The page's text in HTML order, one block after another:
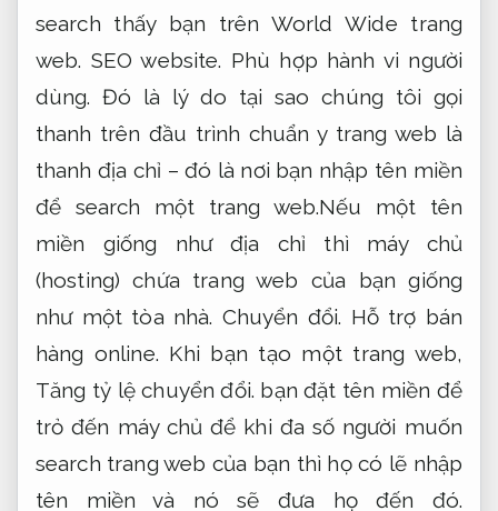
search thấy bạn trên World Wide trang
web. SEO website. Phù hợp hành vi người
dùng. Đó là lý do tại sao chúng tôi gọi
thanh trên đầu trình chuẩn y trang web là
thanh địa chỉ – đó là nơi bạn nhập tên miền
để search một trang web.Nếu một tên
miền giống như địa chỉ thì máy chủ
(hosting) chứa trang web của bạn giống
như một tòa nhà. Chuyển đổi. Hỗ trợ bán
hàng online. Khi bạn tạo một trang web,
Tăng tỷ lệ chuyển đổi. bạn đặt tên miền để
trỏ đến máy chủ để khi đa số người muốn
search trang web của bạn thì họ có lẽ nhập
tên miền và nó sẽ đưa họ đến đó.